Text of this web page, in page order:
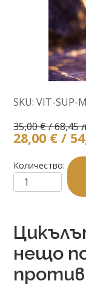
SKU: VIT-SUP-
35,00 € / 68,45
28,00 € /
Количество
нещо